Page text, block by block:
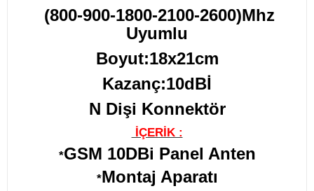
(800-900-1800-2100-2600)Mhz
Uyumlu
Boyut:18x21cm
Kazanç:10dBİ
N Dişi Konnektör
İÇERİK :
*GSM 10DBi Panel Anten
*Montaj Aparatı